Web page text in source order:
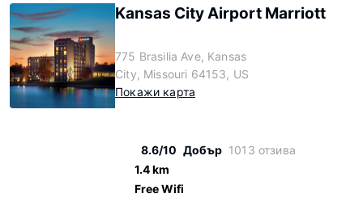
Kansas City Airport Marriott
775 Brasilia Ave, Kansas
City, Missouri 64153, US
Покажи карта
8.6/10 Добър 1013 отзива
1.4 km
Free Wifi